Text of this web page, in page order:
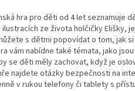
hra pro děti od 4 let seznamuje
ze života holčičky Elišky,
s dětmi popovídat o tom, jak
vám nabídne také témata, jako
se děti měly zachovat, když je
najdete otázky bezpečnosti na
v rukou telefony či tablety s